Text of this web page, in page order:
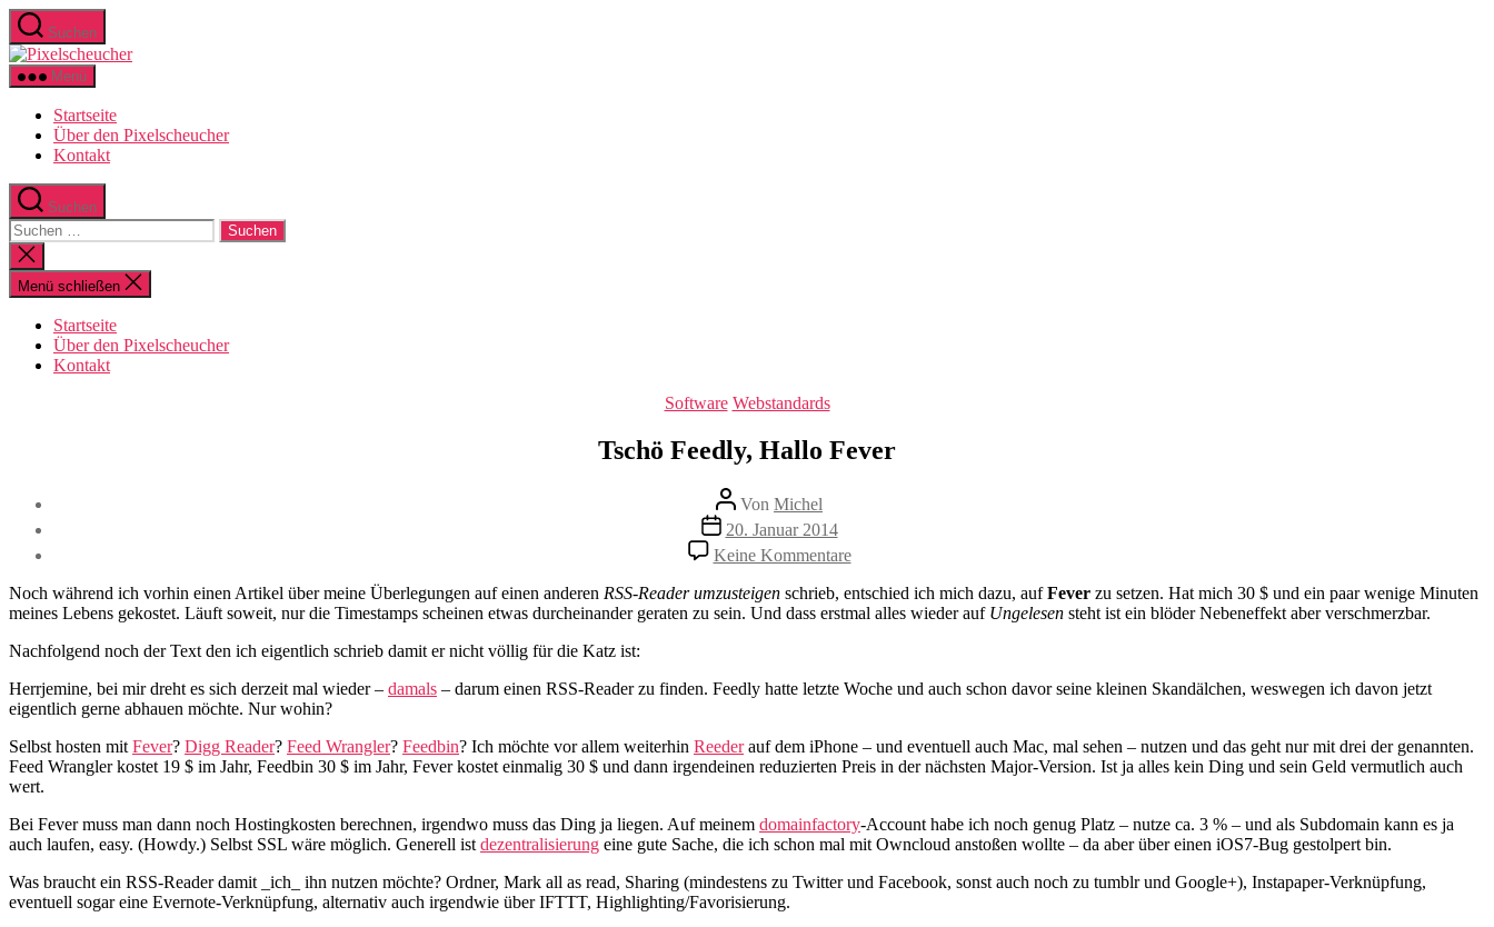
Zum
Inhalt
springen
Suchen
Pixelscheucher
Menü
Startseite
Über den Pixelscheucher
Kontakt
Suchen
Suchen
nach:
Suche
schließen
Menü schließen
Startseite
Über den Pixelscheucher
Kontakt
Kategorien
Software Webstandards
Tschö Feedly, Hallo Fever
Beitragsautor
Von Michel
Veröffentlichungsdatum
20. Januar 2014
Keine Kommentarezu
Tschö
Feedly,
Hallo
Noch während ich vorhin einen Artikel über meine Überlegungen auf einen anderen RSS-Reader umzusteigen schrieb, entschied ich mich dazu, aufFever zu setzen. Hat mich 30 $ und ein paar wenige Minuten
meines Lebens gekostet. Läuft soweit, nur die Timestamps scheinen etwas durcheinander geraten zu sein. Und dass erstmal alles wieder auf Ungelesen steht ist ein blöder Nebeneffekt aber verschmerzbar.
Nachfolgend noch der Text den ich eigentlich schrieb damit er nicht völlig für die Katz ist:
Herrjemine, bei mir dreht es sich derzeit mal wieder – damals – darum einen RSS-Reader zu finden. Feedly hatte letzte Woche und auch schon davor seine kleinen Skandälchen, weswegen ich davon jetzt
eigentlich gerne abhauen möchte. Nur wohin?
Selbst hosten mit Fever? Digg Reader? Feed Wrangler? Feedbin? Ich möchte vor allem weiterhin Reederauf dem iPhone – und eventuell auch Mac, mal sehen – nutzen und das geht nur mit drei der genannten.
Feed Wrangler kostet 19 $ im Jahr, Feedbin 30 $ im Jahr, Fever kostet einmalig 30 $ und dann irgendeinen reduzierten Preis in der nächsten Major-Version. Ist ja alles kein Ding und sein Geld vermutlich auch
wert.
Bei Fever muss man dann noch Hostingkosten berechnen, irgendwo muss das Ding ja liegen. Auf meinem domainfactory-Account habe ich noch genug Platz – nutze ca. 3 % – und als Subdomain kann es ja
auch laufen, easy. (Howdy.) Selbst SSL wäre möglich. Generell ist dezentralisierung eine gute Sache, die ich schon mal mit Owncloud anstoßen wollte – da aber über einen iOS7-Bug gestolpert bin.
Was braucht ein RSS-Reader damit _ich_ ihn nutzen möchte? Ordner, Mark all as read, Sharing (mindestens zu Twitter und Facebook, sonst auch noch zu tumblr und Google+), Instapaper-Verknüpfung,
eventuell sogar eine Evernote-Verknüpfung, alternativ auch irgendwie über IFTTT, Highlighting/Favorisierung.